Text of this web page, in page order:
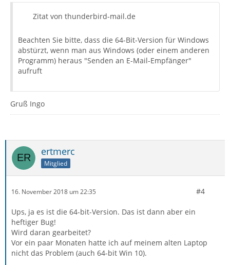
Zitat von thunderbird-mail.de
Beachten Sie bitte, dass die 64-Bit-Version für Windows
abstürzt, wenn man aus Windows (oder einem anderen
Programm) heraus "Senden an E-Mail-Empfänger"
aufruft
Gruß Ingo
ertmerc
Mitglied
16. November 2018 um 22:35 #4
Ups, ja es ist die 64-bit-Version. Das ist dann aber ein
heftiger Bug!
Wird daran gearbeitet?
Vor ein paar Monaten hatte ich auf meinem alten Laptop
nicht das Problem (auch 64-bit Win 10).